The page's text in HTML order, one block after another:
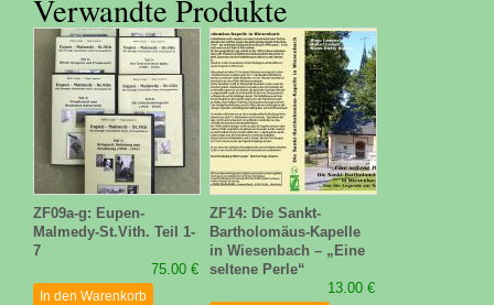
Verwandte Produkte
ZF09a-g: Eupen-
Malmedy-St.Vith. Teil 1-
7
75.00 €
In den Warenkorb
ZF14: Die Sankt-
Bartholomäus-Kapelle
in Wiesenbach – „Eine
seltene Perle“
13.00 €